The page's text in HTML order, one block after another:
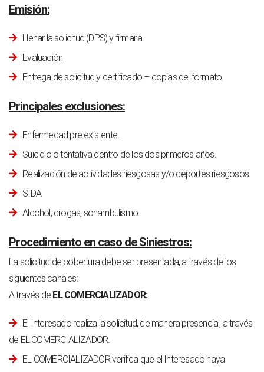
Emisión:
Llenar la solicitud (DPS) y firmarla.
Evaluación
Entrega de solicitud y certificado – copias del formato.
Principales exclusiones:
Enfermedad pre existente.
Suicidio o tentativa dentro de los dos primeros años.
Realización de actividades riesgosas y/o deportes riesgosos
SIDA
Alcohol, drogas, sonambulismo.
Procedimiento en caso de Siniestros:
La solicitud de cobertura debe ser presentada, a través de los
siguientes canales:
A través de EL COMERCIALIZADOR:
El Interesado realiza la solicitud, de manera presencial, a través
de EL COMERCIALIZADOR.
EL COMERCIALIZADOR verifica que el Interesado haya